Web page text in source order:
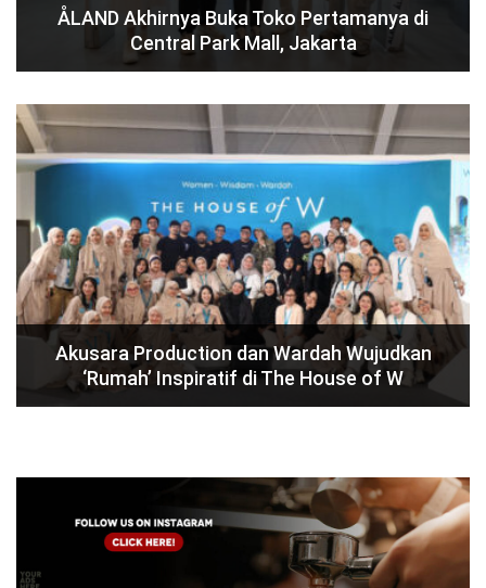
ÅLAND Akhirnya Buka Toko Pertamanya di
Central Park Mall, Jakarta
Akusara Production dan Wardah Wujudkan
‘Rumah’ Inspiratif di The House of W